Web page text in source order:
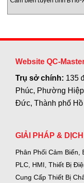
Website QC-
Trụ sở chính: 135
Phúc, Phường
Đức, Thành phố
GIẢI PHÁP &
Phân Phối Cảm Biến,
PLC, HMI, Thiết Bị
Cung Cấp Thiết Bị